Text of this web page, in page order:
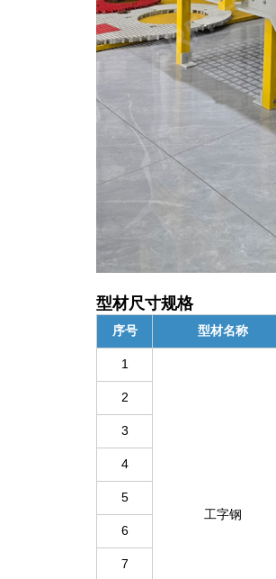
型材尺寸规格
序号 型材名称
1
工字钢
2
3
4
5
6
7